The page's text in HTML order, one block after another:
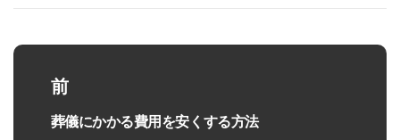
投
前
過
葬儀にかかる費用を安くする方法